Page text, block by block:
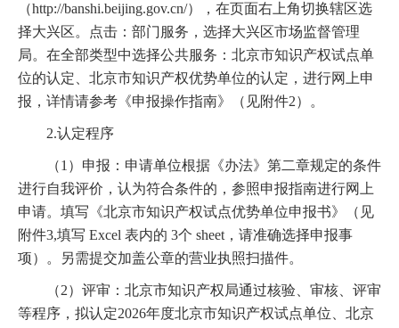
（http://banshi.beijing.gov.cn/），在页面右上角切换辖区选
择大兴区。点击：部门服务，选择大兴区市场监督管理
局。在全部类型中选择公共服务：北京市知识产权试点单
位的认定、北京市知识产权优势单位的认定，进行网上申
报，详情请参考《申报操作指南》（见附件2）。
2.认定程序
（1）申报：申请单位根据《办法》第二章规定的条件
进行自我评价，认为符合条件的，参照申报指南进行网上
申请。填写《北京市知识产权试点优势单位申报书》（见
附件3,填写 Excel 表内的 3个 sheet，请准确选择申报事
项）。另需提交加盖公章的营业执照扫描件。
（2）评审：北京市知识产权局通过核验、审核、评审
等程序，拟认定2026年度北京市知识产权试点单位、北京